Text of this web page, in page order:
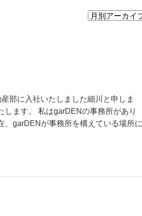
部に入社いたしました細川と申しま
します。 私はgarDENの事務所があり
、garDENが事務所を構えている場所に